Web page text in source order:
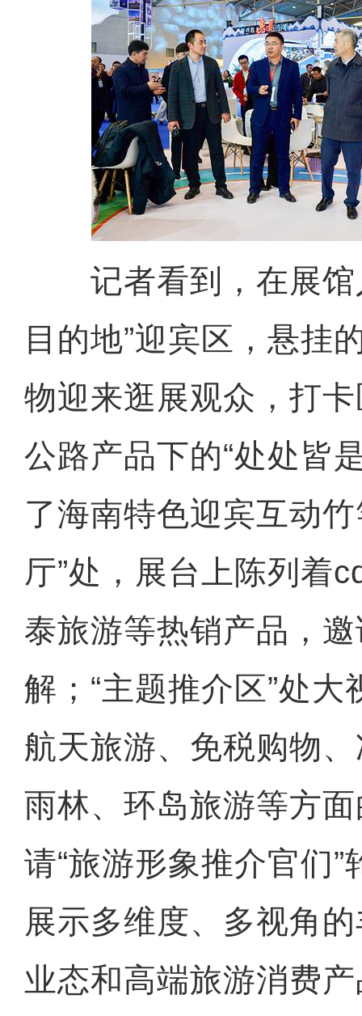
记者看到，在展馆
目的地”迎宾区，悬挂
物迎来逛展观众，打
公路产品下的“处处皆
了海南特色迎宾互动
厅”处，展台上陈列着
泰旅游等热销产品，
解；“主题推介区”处
航天旅游、免税购物
雨林、环岛旅游等方
请“旅游形象推介官们
展示多维度、多视角
业态和高端旅游消费